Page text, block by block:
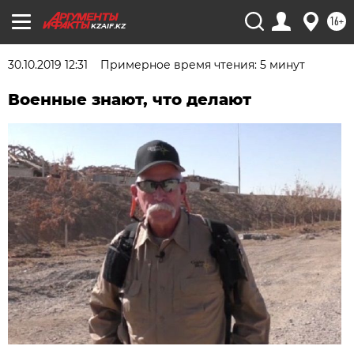
KZAIF.KZ 16+
30.10.2019 12:31 Примерное время чтения: 5 минут
Военные знают, что делают